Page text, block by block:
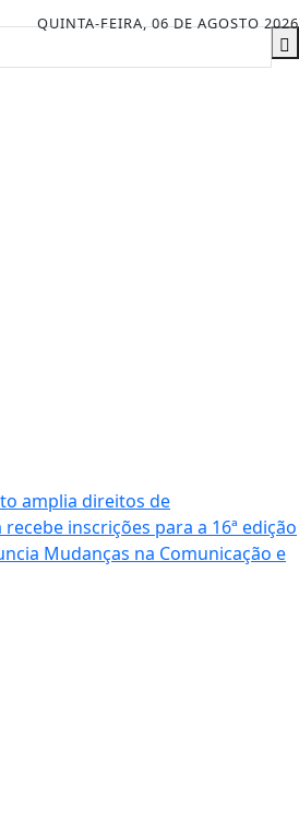
QUINTA-FEIRA, 06 DE AGOSTO 2026
amplia direitos de
recebe inscrições para a 16ª edição
Mudanças na Comunicação e